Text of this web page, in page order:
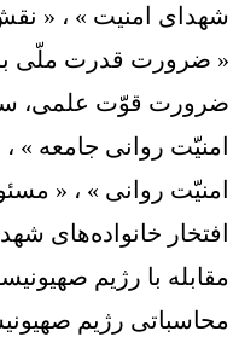
شهدای امنیت » ، «
« ضرورت قدرت ملّی
ضرورت قوّت علمی،
امنیّت روانی جامعه
امنیّت روانی » ، «
افتخار خانواده‌های
مقابله با رژیم
محاسباتی رژیم